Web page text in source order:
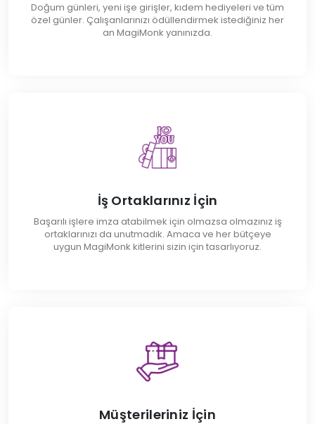
Doğum günleri, yeni işe girişler, kıdem hediyeleri ve tüm
özel günler. Çalışanlarınızı ödüllendirmek istediğiniz her
an MagiMonk yanınızda.
İş Ortaklarınız İçin
Başarılı işlere imza atabilmek için olmazsa olmazınız iş
ortaklarınızı da unutmadık. Amaca ve her bütçeye
uygun MagiMonk kitlerini sizin için tasarlıyoruz.
Müşterileriniz İçin